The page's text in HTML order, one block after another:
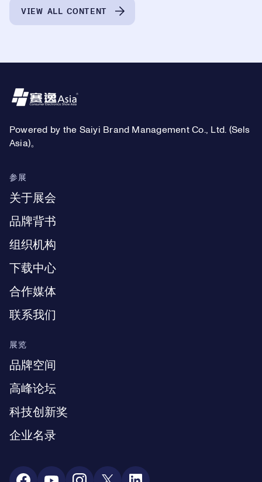
VIEW ALL CONTENT
Footer
Powered by the Saiyi Brand Management Co., Ltd. (Sels
Asia)。
参展
关于展会
品牌背书
组织机构
下载中心
合作媒体
联系我们
展览
品牌空间
高峰论坛
科技创新奖
企业名录
Social Media